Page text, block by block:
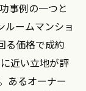
事例の一つと
ルームマンショ
る価格で成約
近い立地が評
あるオーナー